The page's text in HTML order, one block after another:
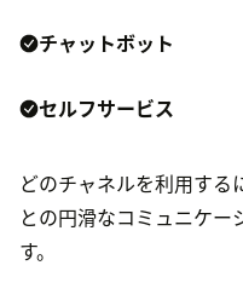
チャットボット
セルフサービス
どのチャネルを利用す
との円滑なコミュニケ
す。